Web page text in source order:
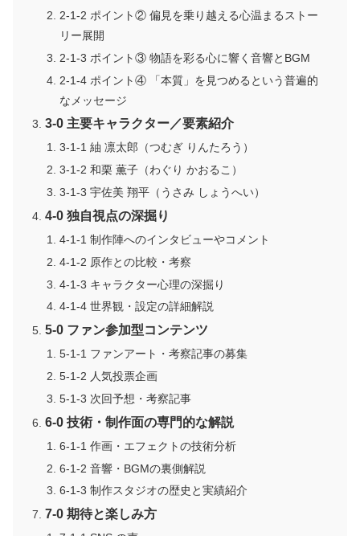
2-1-2 ポイント② 偏見を乗り越える心温まるストー
リー展開
2-1-3 ポイント③ 物語を彩る心に響く音響とBGM
2-1-4 ポイント④ 「本質」を見つめるという普遍的
なメッセージ
3-0 主要キャラクター／要素紹介
3-1-1 紬 凛太郎（つむぎ りんたろう）
3-1-2 和栗 薫子（わぐり かおるこ）
3-1-3 宇佐美 翔平（うさみ しょうへい）
4-0 独自視点の深掘り
4-1-1 制作陣へのインタビューやコメント
4-1-2 原作との比較・考察
4-1-3 キャラクター心理の深掘り
4-1-4 世界観・設定の詳細解説
5-0 ファン参加型コンテンツ
5-1-1 ファンアート・考察記事の募集
5-1-2 人気投票企画
5-1-3 次回予想・考察記事
6-0 技術・制作面の専門的な解説
6-1-1 作画・エフェクトの技術分析
6-1-2 音響・BGMの裏側解説
6-1-3 制作スタジオの歴史と実績紹介
7-0 期待と楽しみ方